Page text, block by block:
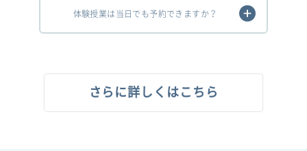
体験授業は当日でも予約できますか？
さらに詳しくはこちら